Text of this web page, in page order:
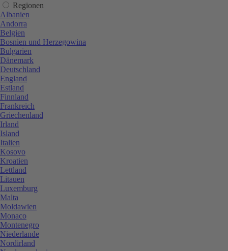
Regionen
Albanien
Andorra
Belgien
Bosnien und Herzegowina
Bulgarien
Dänemark
Deutschland
England
Estland
Finnland
Frankreich
Griechenland
Irland
Island
Italien
Kosovo
Kroatien
Lettland
Litauen
Luxemburg
Malta
Moldawien
Monaco
Montenegro
Niederlande
Nordirland